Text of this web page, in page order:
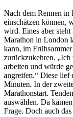
Nach dem Rennen
einschätzen können,
wird. Eines aber
Marathon in London
kann, im
zurückzukehren.
arbeiten und würde
angreifen.“ Diese lief
Minuten. In der
Marathonstart.
auswählen. Da
Frage. Doch auch